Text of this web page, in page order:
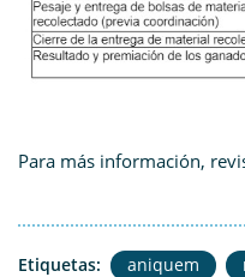
Para más información,
Etiquetas: aniquem